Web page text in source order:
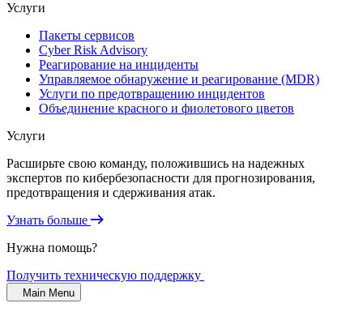
Услуги
Пакеты сервисов
Cyber Risk Advisory
Реагирование на инциденты
Управляемое обнаружение и реагирование (MDR)
Услуги по предотвращению инцидентов
Объединение красного и фиолетового цветов
Услуги
Расширьте свою команду, положившись на надежных
экспертов по кибербезопасности для прогнозирования,
предотвращения и сдерживания атак.
Узнать больше
Нужна помощь?
Получить техническую поддержку
Main Menu